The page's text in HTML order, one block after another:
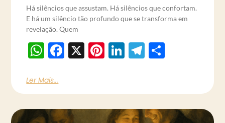
Há silêncios que assustam. Há silêncios que confortam.
E há um silêncio tão profundo que se transforma em
revelação. Quem
WhatsApp
Facebook
X Pinterest
LinkedIn
Telegram
Ler Mais...